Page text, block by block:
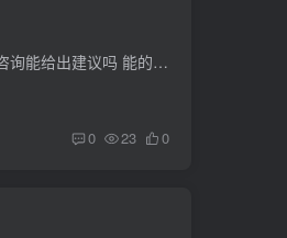
挽回婚姻的办法，魅南情感咨询能给出建议吗 能的，所有的情感问题肯定有茅头的，让魅南情感的咨询师好好帮你们理理，感情是能修复好的。 如何挽回感情挽回婚姻挽救爱情 挽回婚姻是要靠两个人的...
0 23 0